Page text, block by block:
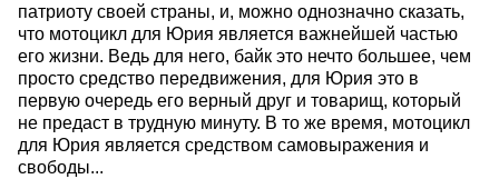
патриоту своей страны, и, можно однозначно сказать,
что мотоцикл для Юрия является важнейшей частью
его жизни. Ведь для него, байк это нечто большее, чем
просто средство передвижения, для Юрия это в
первую очередь его верный друг и товарищ, который
не предаст в трудную минуту. В то же время, мотоцикл
для Юрия является средством самовыражения и
свободы...